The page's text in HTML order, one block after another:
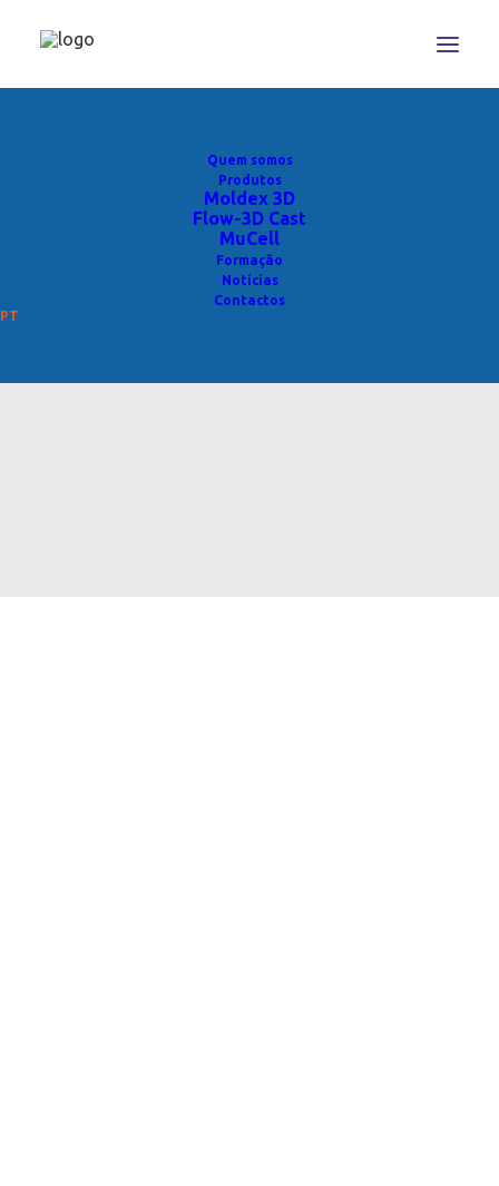
Quem somos
Produtos
Moldex 3D
Flow-3D Cast
MuCell
Formação
Notícias
Contactos
PT